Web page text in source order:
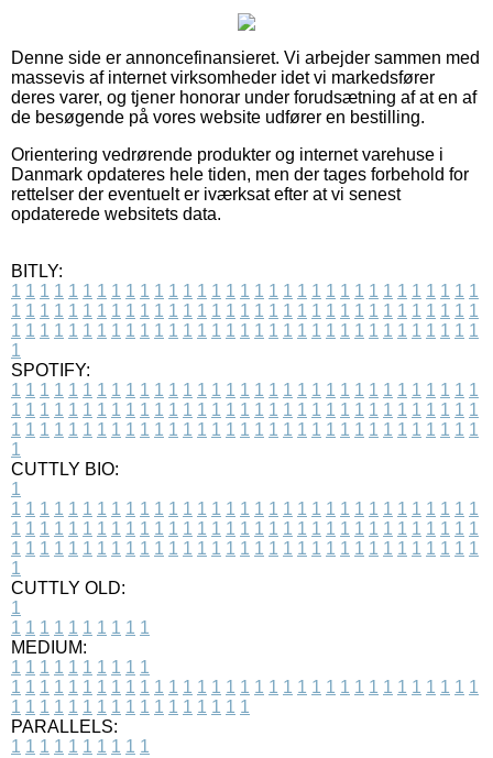
Denne side er annoncefinansieret. Vi arbejder sammen med
massevis af internet virksomheder idet vi markedsfører
deres varer, og tjener honorar under forudsætning af at en af
de besøgende på vores website udfører en bestilling.
Orientering vedrørende produkter og internet varehuse i
Danmark opdateres hele tiden, men der tages forbehold for
rettelser der eventuelt er iværksat efter at vi senest
opdaterede websitets data.
BITLY:
1 1 1 1 1 1 1 1 1 1 1 1 1 1 1 1 1 1 1 1 1 1 1 1 1 1 1 1 1 1 1 1 1
1 1 1 1 1 1 1 1 1 1 1 1 1 1 1 1 1 1 1 1 1 1 1 1 1 1 1 1 1 1 1 1 1
1 1 1 1 1 1 1 1 1 1 1 1 1 1 1 1 1 1 1 1 1 1 1 1 1 1 1 1 1 1 1 1 1
1
SPOTIFY:
1 1 1 1 1 1 1 1 1 1 1 1 1 1 1 1 1 1 1 1 1 1 1 1 1 1 1 1 1 1 1 1 1
1 1 1 1 1 1 1 1 1 1 1 1 1 1 1 1 1 1 1 1 1 1 1 1 1 1 1 1 1 1 1 1 1
1 1 1 1 1 1 1 1 1 1 1 1 1 1 1 1 1 1 1 1 1 1 1 1 1 1 1 1 1 1 1 1 1
1
CUTTLY BIO:
1
1 1 1 1 1 1 1 1 1 1 1 1 1 1 1 1 1 1 1 1 1 1 1 1 1 1 1 1 1 1 1 1 1
1 1 1 1 1 1 1 1 1 1 1 1 1 1 1 1 1 1 1 1 1 1 1 1 1 1 1 1 1 1 1 1 1
1 1 1 1 1 1 1 1 1 1 1 1 1 1 1 1 1 1 1 1 1 1 1 1 1 1 1 1 1 1 1 1 1
1
CUTTLY OLD:
1
1 1 1 1 1 1 1 1 1 1
MEDIUM:
1 1 1 1 1 1 1 1 1 1
1 1 1 1 1 1 1 1 1 1 1 1 1 1 1 1 1 1 1 1 1 1 1 1 1 1 1 1 1 1 1 1 1
1 1 1 1 1 1 1 1 1 1 1 1 1 1 1 1 1
PARALLELS:
1 1 1 1 1 1 1 1 1 1